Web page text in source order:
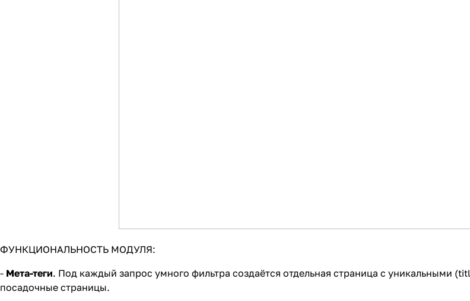
ФУНКЦИОНАЛЬНОСТЬ МОДУЛЯ:
- Мета-теги. Под каждый запрос умного фильтра создаётся отдельная страница с уникальными
посадочные страницы.